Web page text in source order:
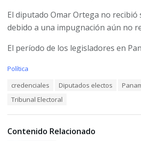
El diputado Omar Ortega no recibió
debido a una impugnación aún no
El período de los legisladores en
C
i
Política
credenciales Diputados electos
Tribunal Electoral
Contenido Relacionado